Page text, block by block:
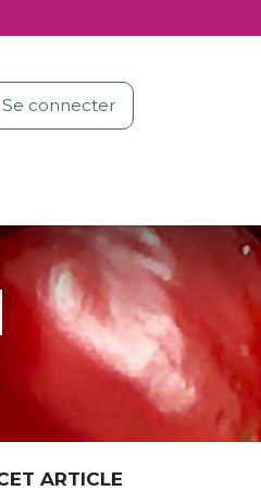
Se connecter
ARTICLE